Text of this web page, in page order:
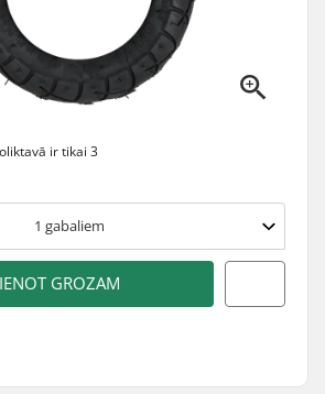
ir tikai 3
1 gabaliem
GROZAM